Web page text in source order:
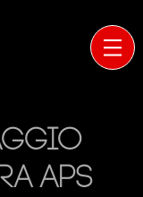
APS